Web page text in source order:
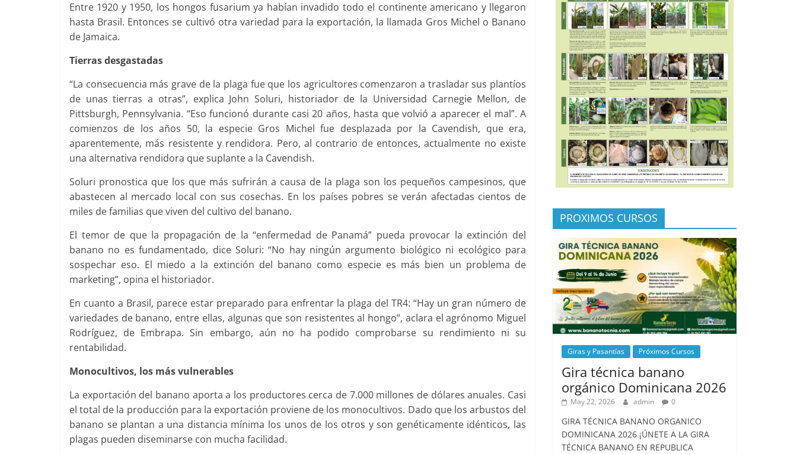
Entre 1920 y 1950, los hongos fusarium ya habían invadido todo el continente americano y llegaron
hasta Brasil. Entonces se cultivó otra variedad para la exportación, la llamada Gros Michel o Banano
de Jamaica.
Tierras desgastadas
“La consecuencia más grave de la plaga fue que los agricultores comenzaron a trasladar sus plantíos
de unas tierras a otras”, explica John Soluri, historiador de la Universidad Carnegie Mellon, de
Pittsburgh, Pennsylvania. “Eso funcionó durante casi 20 años, hasta que volvió a aparecer el mal”. A
comienzos de los años 50, la especie Gros Michel fue desplazada por la Cavendish, que era,
aparentemente, más resistente y rendidora. Pero, al contrario de entonces, actualmente no existe
una alternativa rendidora que suplante a la Cavendish.
Soluri pronostica que los que más sufrirán a causa de la plaga son los pequeños campesinos, que
abastecen al mercado local con sus cosechas. En los países pobres se verán afectadas cientos de
miles de familias que viven del cultivo del banano.
El temor de que la propagación de la “enfermedad de Panamá” pueda provocar la extinción del
banano no es fundamentado, dice Soluri: “No hay ningún argumento biológico ni ecológico para
sospechar eso. El miedo a la extinción del banano como especie es más bien un problema de
marketing”, opina el historiador.
En cuanto a Brasil, parece estar preparado para enfrentar la plaga del TR4: “Hay un gran número de
variedades de banano, entre ellas, algunas que son resistentes al hongo”, aclara el agrónomo Miguel
Rodríguez, de Embrapa. Sin embargo, aún no ha podido comprobarse su rendimiento ni su
rentabilidad.
Monocultivos, los más vulnerables
La exportación del banano aporta a los productores cerca de 7.000 millones de dólares anuales. Casi
el total de la producción para la exportación proviene de los monocultivos. Dado que los arbustos del
banano se plantan a una distancia mínima los unos de los otros y son genéticamente idénticos, las
plagas pueden diseminarse con mucha facilidad.
PROXIMOS CURSOS
Giras y Pasantías Próximos Cursos
Gira técnica banano
orgánico Dominicana 2026
May 22, 2026 admin 0
GIRA TÉCNICA BANANO ORGANICO
DOMINICANA 2026 ¡ÚNETE A LA GIRA
TÉCNICA BANANO EN REPUBLICA